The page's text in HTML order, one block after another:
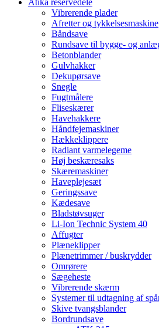
Båndsave
Rundsave til bygge- og
Betonblander
Gulvhakker
Dekupørsave
Snegle
Fugtmålere
Fliseskærer
Havehakkere
Håndfejemaskiner
Hækkeklippere
Radiant varmelegeme
Høj beskæresaks
Skæremaskiner
Haveplejesæt
Geringssave
Kædesave
Bladstøvsuger
Li-Ion Technic System 40
Affugter
Plæneklipper
Plænetrimmer / buskrydder
Omrørere
Sægeheste
Vibrerende skærm
Systemer til udtagning af
Skive tvangsblander
Bordrundsave
ATK 315
BMS 250
BTA 90